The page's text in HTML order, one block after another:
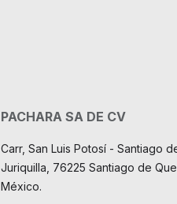
PACHARA SA DE CV
Carr, San Luis Potosí - Santiago
Juriquilla, 76225 Santiago de
México.